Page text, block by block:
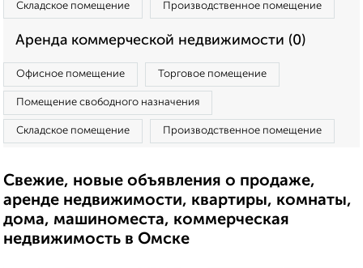
Складское помещение Производственное помещение
Аренда коммерческой недвижимости (0)
Офисное помещение Торговое помещение
Помещение свободного назначения
Складское помещение Производственное помещение
Свежие, новые объявления о продаже,
аренде недвижимости, квартиры, комнаты,
дома, машиноместа, коммерческая
недвижимость в Омске